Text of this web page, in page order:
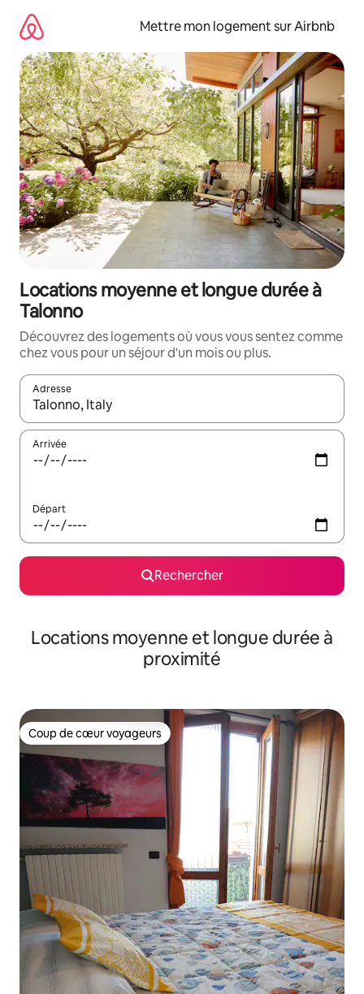
directement
contenu
Mettre mon logement sur Airbnb
Locations moyenne et longue durée à
Talonno
Découvrez des logements où vous vous sentez comme
chez vous pour un séjour d'un mois ou plus.
Adresse
Lorsque les résultats s'affichent, utilisez les flèches vers le
Arrivée
Départ
Rechercher
Locations moyenne et longue durée à
proximité
Coup de cœur voyageurs
Coup de cœur voyageurs